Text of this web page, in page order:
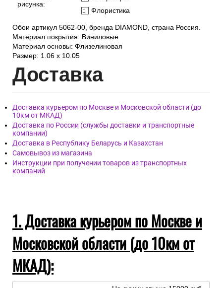
рисунка:
Флористика
Обои артикул 5062-00, бренда DIAMOND, страна Россия.
Материал покрытия: Виниловые
Материал основы: Флизелиновая
Размер: 1.06 x 10.05
Доставка
Доставка курьером по Москве и Московской области (до
10км от МКАД)
Доставка по России (службы доставки и транспортные
компании)
Доставка в Республику Беларусь и Казахстан
Самовывоз из магазина
Инструкции при получении товаров из транспортных
компаний
1. Доставка курьером по Москве и
Московской области (до 10км от
МКАД):